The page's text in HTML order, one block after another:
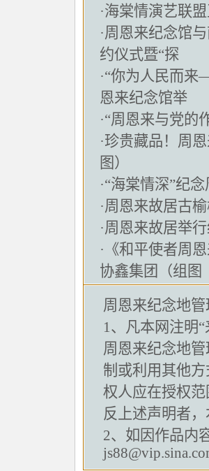
·海棠情演艺联
·周恩来纪念馆
约仪式暨“探
·“你为人民而来
恩来纪念馆举
·“周恩来与党的
·珍贵藏品！周
图）
·“海棠情深”纪
·周恩来故居古
·周恩来故居举
· 《和平使者周
协鑫集团（组图
周恩来纪念地
1、凡本网注明
周恩来纪念地
制或利用其他
权人应在授权
反上述声明者
2、如因作品内